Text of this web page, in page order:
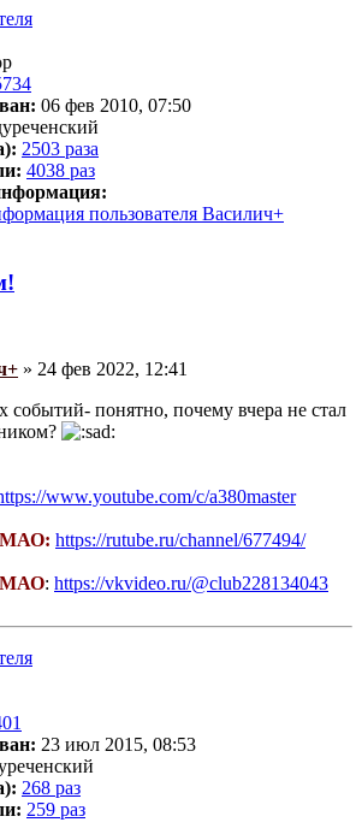
06 фев 2010, 07:50
2503 раза
4038 раз
пользователя Василич+
» 24 фев 2022, 12:41
событий- понятно, почему вчера не стал
www.youtube.com/c/a380master
https://rutube.ru/channel/677494/
: https://vkvideo.ru/@club228134043
23 июл 2015, 08:53
268 раз
259 раз